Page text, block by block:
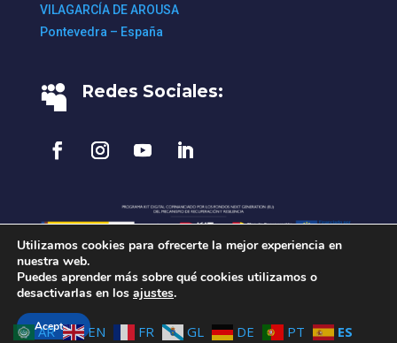
VILAGARCÍA DE AROUSA
Pontevedra – España
 Redes Sociales:
Aviso Legal •Política de Privacidad•
Política de Cookies• Desarrollo:
AR EN FR GL DE PT ES
Utilizamos cookies para ofrecerte la mejor experiencia en
nuestra web.
Puedes aprender más sobre qué cookies utilizamos o
desactivarlas en los ajustes.
Aceptar